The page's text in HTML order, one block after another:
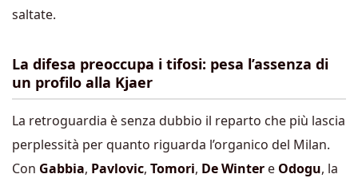
saltate.
La difesa preoccupa i tifosi: pesa l’assenza di
un profilo alla Kjaer
La retroguardia è senza dubbio il reparto che più lascia
perplessità per quanto riguarda l’organico del Milan.
Con Gabbia, Pavlovic, Tomori, De Winter e Odogu, la